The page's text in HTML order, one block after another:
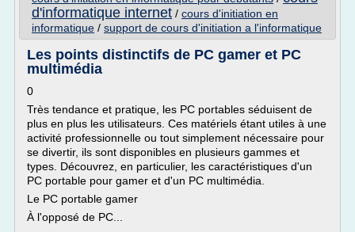
d'informatique internet / cours d'initiation en
informatique / support de cours d'initiation a l'informatique
Les points distinctifs de PC gamer et PC
multimédia
0
Très tendance et pratique, les PC portables séduisent de
plus en plus les utilisateurs. Ces matériels étant utiles à une
activité professionnelle ou tout simplement nécessaire pour
se divertir, ils sont disponibles en plusieurs gammes et
types. Découvrez, en particulier, les caractéristiques d'un
PC portable pour gamer et d'un PC multimédia.
Le PC portable gamer
À l'opposé de PC...